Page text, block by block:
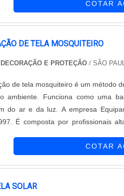
COTAR
DE TELA MOSQUITEIRO
E PROTEÇÃO/ SÃO
de tela mosquiteiro é um método
ambiente. Funciona como uma
do ar e da luz. A empresa
É composta por profissionais
COTAR
SOLAR